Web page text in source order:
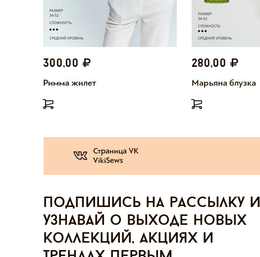
300,00
Римма жилет
280,00
Марьяна блузка
Страница VK
VikiSews
Подпишись на рассылку и
узнавай о выходе новых
коллекций, акциях и